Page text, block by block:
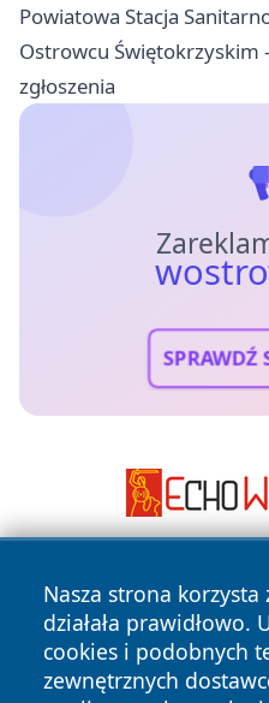
Powiatowa Stacja
Ostrowcu Świętokrzyskim
zgłoszenia
SPRAWDŹ
Nasza strona
działała prawidłowo.
cookies i podobnych
zewnętrznych